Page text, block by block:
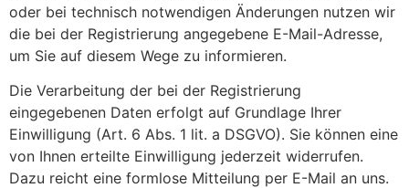
oder bei technisch notwendigen Änderungen nutzen wir
die bei der Registrierung angegebene E-Mail-Adresse,
um Sie auf diesem Wege zu informieren.
Die Verarbeitung der bei der Registrierung
eingegebenen Daten erfolgt auf Grundlage Ihrer
Einwilligung (Art. 6 Abs. 1 lit. a DSGVO). Sie können eine
von Ihnen erteilte Einwilligung jederzeit widerrufen.
Dazu reicht eine formlose Mitteilung per E-Mail an uns.